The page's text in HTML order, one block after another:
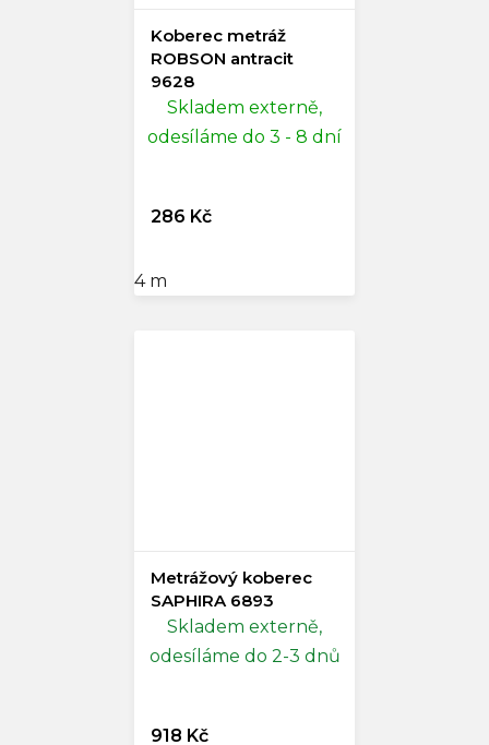
Koberec metráž
ROBSON antracit
9628
Skladem externě,
odesíláme do 3 - 8 dní
286 Kč
4 m
Metrážový koberec
SAPHIRA 6893
Skladem externě,
odesíláme do 2-3 dnů
918 Kč